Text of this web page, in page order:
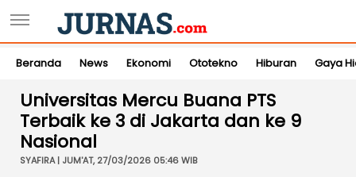
Beranda News Ekonomi Ototekno Hiburan Gaya
Universitas Mercu Buana PTS
Terbaik ke 3 di Jakarta dan ke 9
Nasional
SYAFIRA | JUM'AT, 27/03/2026 05:46 WIB